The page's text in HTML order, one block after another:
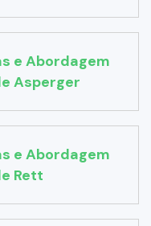
e Abordagem
Asperger
e Abordagem
Rett